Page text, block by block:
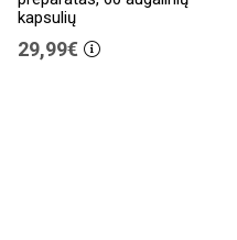
kapsulių
29,99€